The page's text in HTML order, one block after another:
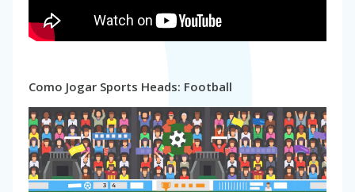
Como Jogar Sports Heads: Football